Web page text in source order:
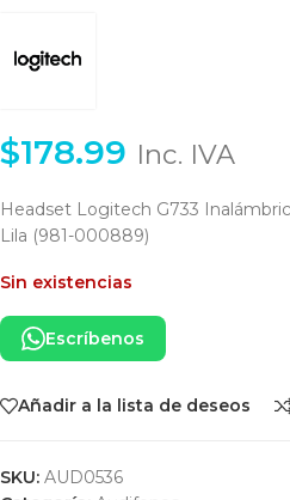
$178.99 Inc. IVA
Headset Logitech G733
Lila (981-000889)
Sin existencias
Escríbenos
Añadir a la lista de deseos
SKU: AUD0536